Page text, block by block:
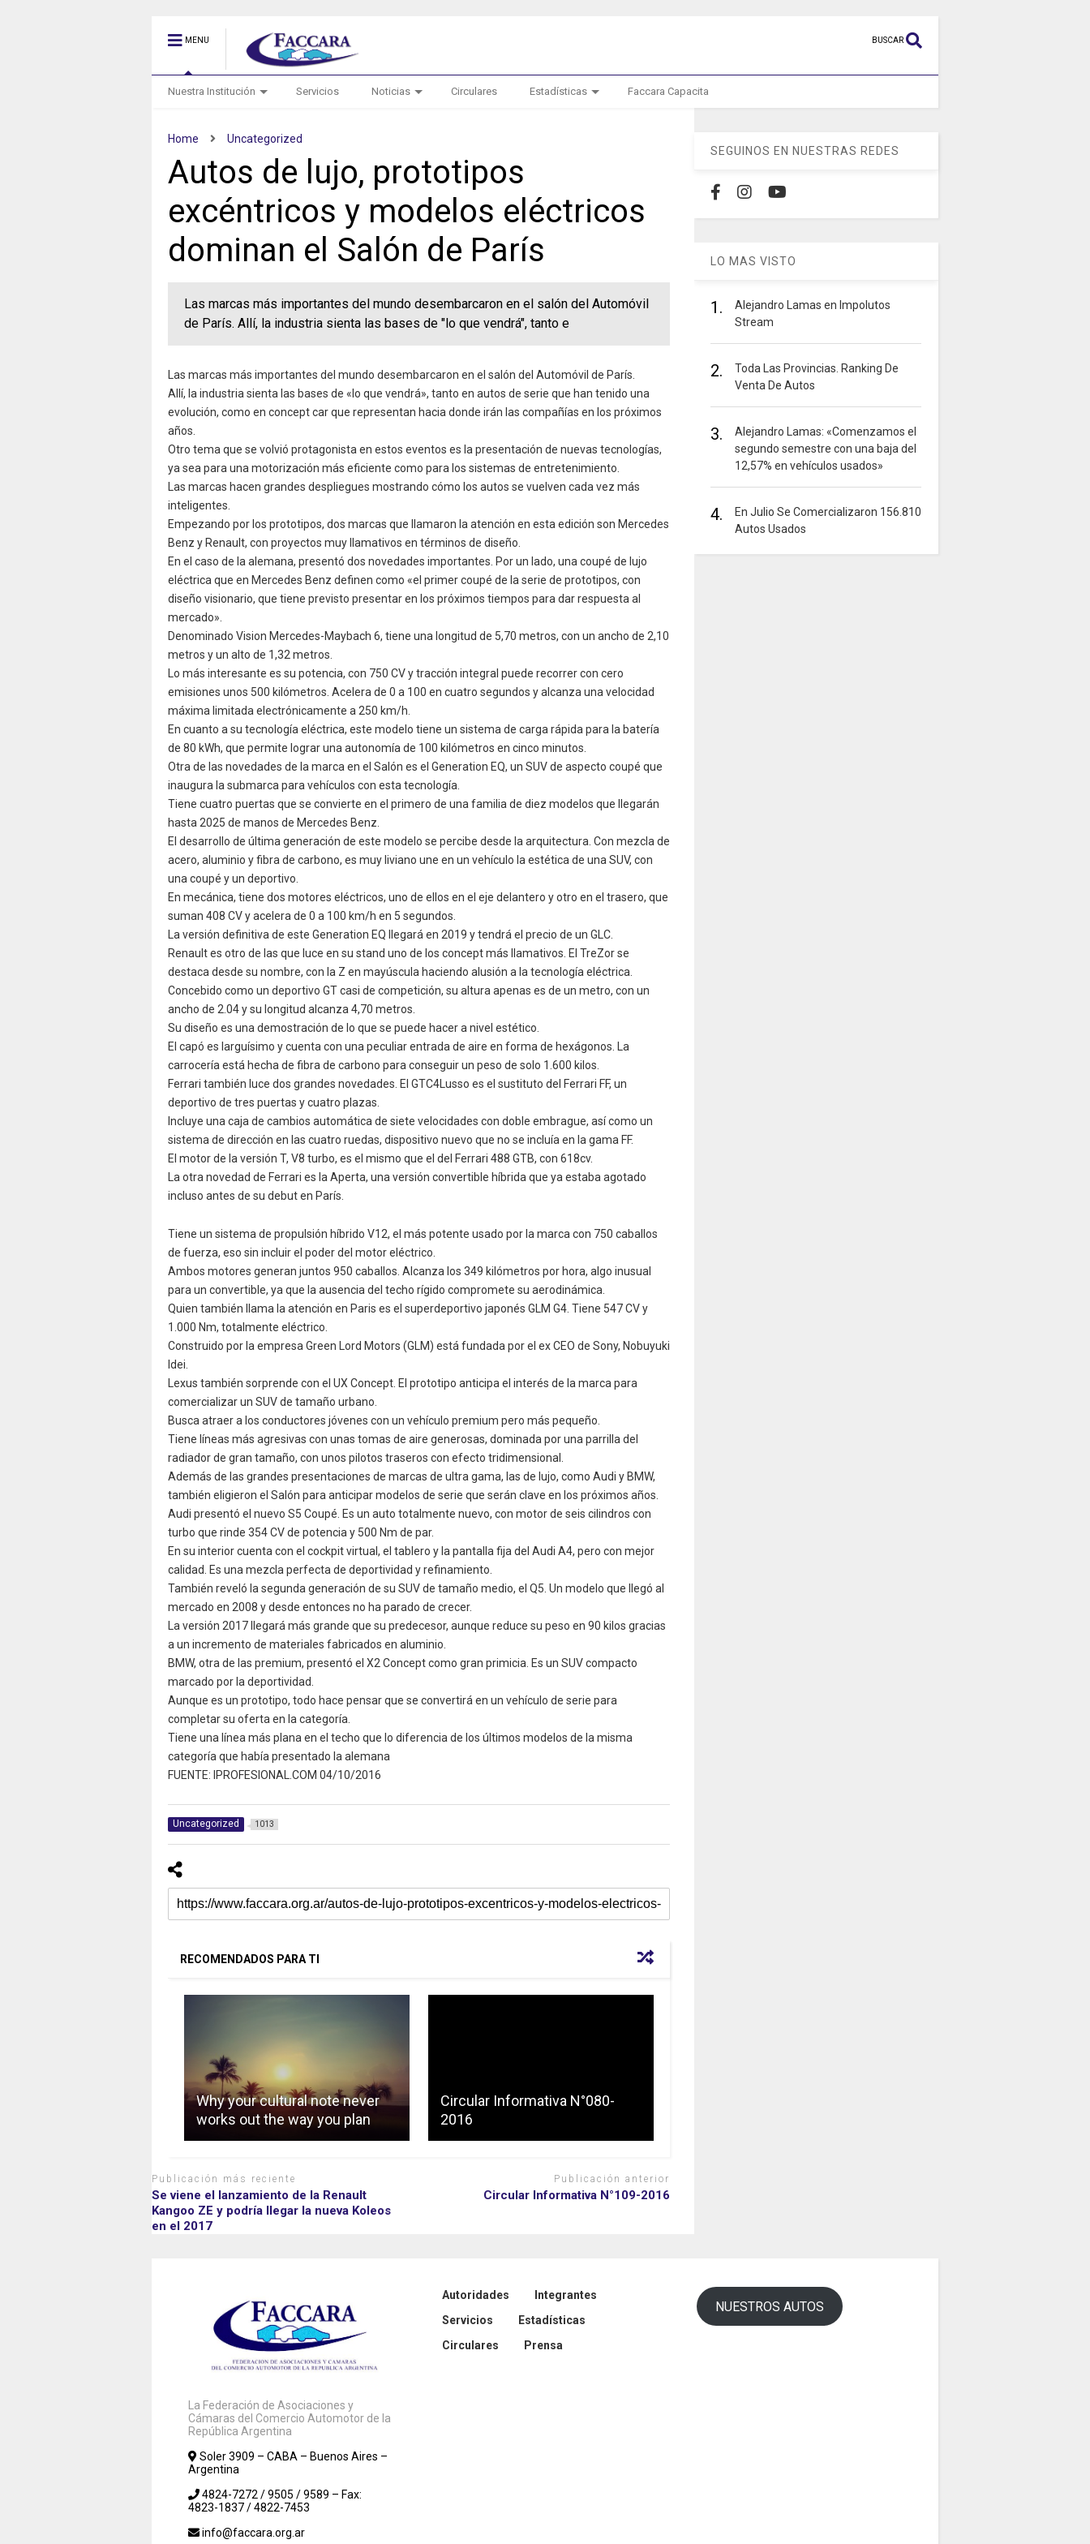
MENU BUSCAR
Nuestra Institución Servicios Noticias Circulares Estadísticas Faccara Capacita
Home Uncategorized
Autos de lujo, prototipos
excéntricos y modelos eléctricos
dominan el Salón de París
Las marcas más importantes del mundo desembarcaron en el salón del Automóvil
de París. Allí, la industria sienta las bases de "lo que vendrá", tanto e
Las marcas más importantes del mundo desembarcaron en el salón del Automóvil de París.
Allí, la industria sienta las bases de «lo que vendrá», tanto en autos de serie que han tenido una
evolución, como en concept car que representan hacia donde irán las compañías en los próximos
años.
Otro tema que se volvió protagonista en estos eventos es la presentación de nuevas tecnologías,
ya sea para una motorización más eficiente como para los sistemas de entretenimiento.
Las marcas hacen grandes despliegues mostrando cómo los autos se vuelven cada vez más
inteligentes.
Empezando por los prototipos, dos marcas que llamaron la atención en esta edición son Mercedes
Benz y Renault, con proyectos muy llamativos en términos de diseño.
En el caso de la alemana, presentó dos novedades importantes. Por un lado, una coupé de lujo
eléctrica que en Mercedes Benz definen como «el primer coupé de la serie de prototipos, con
diseño visionario, que tiene previsto presentar en los próximos tiempos para dar respuesta al
mercado».
Denominado Vision Mercedes-Maybach 6, tiene una longitud de 5,70 metros, con un ancho de 2,10
metros y un alto de 1,32 metros.
Lo más interesante es su potencia, con 750 CV y tracción integral puede recorrer con cero
emisiones unos 500 kilómetros. Acelera de 0 a 100 en cuatro segundos y alcanza una velocidad
máxima limitada electrónicamente a 250 km/h.
En cuanto a su tecnología eléctrica, este modelo tiene un sistema de carga rápida para la batería
de 80 kWh, que permite lograr una autonomía de 100 kilómetros en cinco minutos.
Otra de las novedades de la marca en el Salón es el Generation EQ, un SUV de aspecto coupé que
inaugura la submarca para vehículos con esta tecnología.
Tiene cuatro puertas que se convierte en el primero de una familia de diez modelos que llegarán
hasta 2025 de manos de Mercedes Benz.
El desarrollo de última generación de este modelo se percibe desde la arquitectura. Con mezcla de
acero, aluminio y fibra de carbono, es muy liviano une en un vehículo la estética de una SUV, con
una coupé y un deportivo.
En mecánica, tiene dos motores eléctricos, uno de ellos en el eje delantero y otro en el trasero, que
suman 408 CV y acelera de 0 a 100 km/h en 5 segundos.
La versión definitiva de este Generation EQ llegará en 2019 y tendrá el precio de un GLC.
Renault es otro de las que luce en su stand uno de los concept más llamativos. El TreZor se
destaca desde su nombre, con la Z en mayúscula haciendo alusión a la tecnología eléctrica.
Concebido como un deportivo GT casi de competición, su altura apenas es de un metro, con un
ancho de 2.04 y su longitud alcanza 4,70 metros.
Su diseño es una demostración de lo que se puede hacer a nivel estético.
El capó es larguísimo y cuenta con una peculiar entrada de aire en forma de hexágonos. La
carrocería está hecha de fibra de carbono para conseguir un peso de solo 1.600 kilos.
Ferrari también luce dos grandes novedades. El GTC4Lusso es el sustituto del Ferrari FF, un
deportivo de tres puertas y cuatro plazas.
Incluye una caja de cambios automática de siete velocidades con doble embrague, así como un
sistema de dirección en las cuatro ruedas, dispositivo nuevo que no se incluía en la gama FF.
El motor de la versión T, V8 turbo, es el mismo que el del Ferrari 488 GTB, con 618cv.
La otra novedad de Ferrari es la Aperta, una versión convertible híbrida que ya estaba agotado
incluso antes de su debut en París.
Tiene un sistema de propulsión híbrido V12, el más potente usado por la marca con 750 caballos
de fuerza, eso sin incluir el poder del motor eléctrico.
Ambos motores generan juntos 950 caballos. Alcanza los 349 kilómetros por hora, algo inusual
para un convertible, ya que la ausencia del techo rígido compromete su aerodinámica.
Quien también llama la atención en Paris es el superdeportivo japonés GLM G4. Tiene 547 CV y
1.000 Nm, totalmente eléctrico.
Construido por la empresa Green Lord Motors (GLM) está fundada por el ex CEO de Sony, Nobuyuki
Idei.
Lexus también sorprende con el UX Concept. El prototipo anticipa el interés de la marca para
comercializar un SUV de tamaño urbano.
Busca atraer a los conductores jóvenes con un vehículo premium pero más pequeño.
Tiene líneas más agresivas con unas tomas de aire generosas, dominada por una parrilla del
radiador de gran tamaño, con unos pilotos traseros con efecto tridimensional.
Además de las grandes presentaciones de marcas de ultra gama, las de lujo, como Audi y BMW,
también eligieron el Salón para anticipar modelos de serie que serán clave en los próximos años.
Audi presentó el nuevo S5 Coupé. Es un auto totalmente nuevo, con motor de seis cilindros con
turbo que rinde 354 CV de potencia y 500 Nm de par.
En su interior cuenta con el cockpit virtual, el tablero y la pantalla fija del Audi A4, pero con mejor
calidad. Es una mezcla perfecta de deportividad y refinamiento.
También reveló la segunda generación de su SUV de tamaño medio, el Q5. Un modelo que llegó al
mercado en 2008 y desde entonces no ha parado de crecer.
La versión 2017 llegará más grande que su predecesor, aunque reduce su peso en 90 kilos gracias
a un incremento de materiales fabricados en aluminio.
BMW, otra de las premium, presentó el X2 Concept como gran primicia. Es un SUV compacto
marcado por la deportividad.
Aunque es un prototipo, todo hace pensar que se convertirá en un vehículo de serie para
completar su oferta en la categoría.
Tiene una línea más plana en el techo que lo diferencia de los últimos modelos de la misma
categoría que había presentado la alemana
FUENTE: IPROFESIONAL.COM 04/10/2016
Uncategorized 1013
RECOMENDADOS PARA TI
Why your cultural note never
works out the way you plan
Circular Informativa N°080-
2016
Publicación más reciente
Se viene el lanzamiento de la Renault
Kangoo ZE y podría llegar la nueva Koleos
en el 2017
Publicación anterior
Circular Informativa N°109-2016
SEGUINOS EN NUESTRAS REDES
LO MAS VISTO
1.
Alejandro Lamas en Impolutos
Stream
2.
Toda Las Provincias. Ranking De
Venta De Autos
3.
Alejandro Lamas: «Comenzamos el
segundo semestre con una baja del
12,57% en vehículos usados»
4.
En Julio Se Comercializaron 156.810
Autos Usados
La Federación de Asociaciones y
Cámaras del Comercio Automotor de la
República Argentina
Soler 3909 – CABA – Buenos Aires –
Argentina
4824-7272 / 9505 / 9589 – Fax:
4823-1837 / 4822-7453
info@faccara.org.ar
Autoridades
Integrantes
Servicios
Estadísticas
Circulares
Prensa
NUESTROS AUTOS